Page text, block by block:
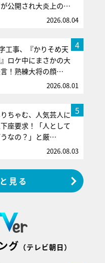
公開され大炎上の…
2026.08.04
4
工事、『かりそめ天
ロケ中にまさかの大
！熟練大将の顔…
2026.08.01
5
ちゃむ、人気芸人に
座要求！「人として
うなの？」と厳…
2026.08.03
見る
グ （テレビ朝日）